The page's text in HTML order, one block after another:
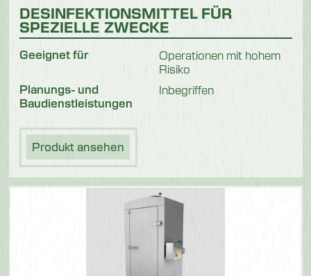
DESINFEKTIONSMITTEL FÜR
SPEZIELLE ZWECKE
Geeignet für
Operationen mit hohem
Risiko
Planungs- und
Baudienstleistungen
Inbegriffen
Produkt ansehen